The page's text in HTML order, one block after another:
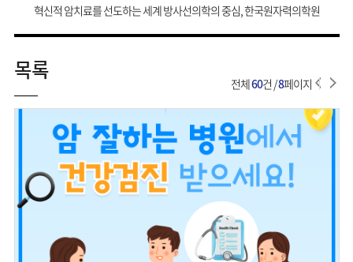
혁신적 암치료를 선도하는 세계 방사선의학의 중심, 한국원자력의학원
목록 전체60건 /8페이지